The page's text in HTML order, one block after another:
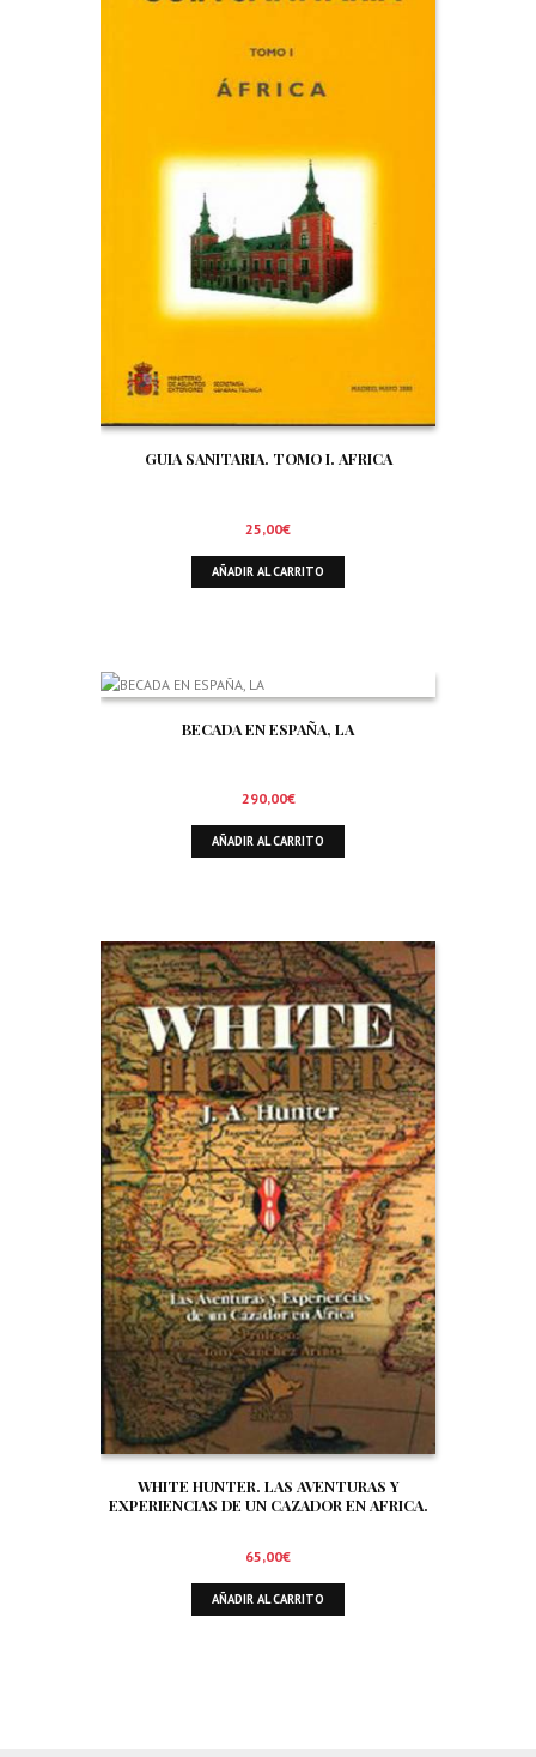
GUIA SANITARIA. TOMO I. AFRICA
25,00€
AÑADIR AL CARRITO
BECADA EN ESPAÑA, LA
290,00€
AÑADIR AL CARRITO
WHITE HUNTER. LAS AVENTURAS Y
EXPERIENCIAS DE UN CAZADOR EN AFRICA.
65,00€
AÑADIR AL CARRITO